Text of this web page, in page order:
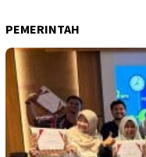
PEMERINTAH